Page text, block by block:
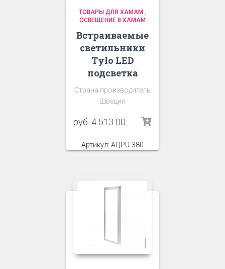
ТОВАРЫ ДЛЯ ХАМАМ
ОСВЕЩЕНИЕ В ХАМАМ
Встраиваемые
светильники
Tylo LED
подсветка
Страна производитель
Швеция
руб. 4 513 00
Артикул: AQPU-380